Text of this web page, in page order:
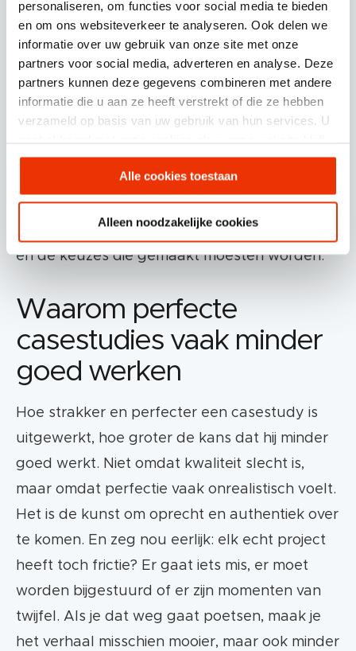
personaliseren, om functies voor social media te bieden
en om ons websiteverkeer te analyseren. Ook delen we
informatie over uw gebruik van onze site met onze
partners voor social media, adverteren en analyse. Deze
partners kunnen deze gegevens combineren met andere
informatie die u aan ze heeft verstrekt of die ze hebben
verzameld op basis van uw gebruik van hun services. U
gebruiken.
Alle cookies toestaan
Alleen noodzakelijke cookies
de groei gerealiseerd? En: maak de groei
concreet: in welke periode was die groei
behaald en hoe kan je het toeschrijven aan de
dienst die of het product dat jij hebt geleverd?
Dat zijn de details die vertrouwen creëren. Niet
omdat ze perfect klinken, maar omdat ze echt
voelen. Ze laten zien dat je begrijpt hoe een
situatie in de praktijk werkt, inclusief de twijfel
en de keuzes die gemaakt moesten worden.
Waarom perfecte
casestudies vaak minder
goed werken
Hoe strakker en perfecter een casestudy is
uitgewerkt, hoe groter de kans dat hij minder
goed werkt. Niet omdat kwaliteit slecht is,
maar omdat perfectie vaak onrealistisch voelt.
Het is de kunst om oprecht en authentiek over
te komen. En zeg nou eerlijk: elk echt project
heeft toch frictie? Er gaat iets mis, er moet
worden bijgestuurd of er zijn momenten van
twijfel. Als je dat weg gaat poetsen, maak je
het verhaal misschien mooier, maar ook minder